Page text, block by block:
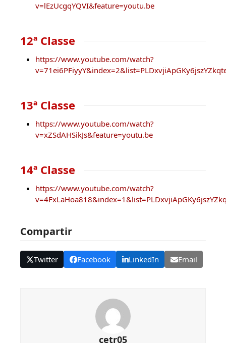
v=lEzUcgqYQVI&feature=youtu.be
12ª Classe
https://www.youtube.com/watch?
13ª Classe
https://www.youtube.com/watch?
v=xZSdAHSikJs&feature=youtu.be
14ª Classe
https://www.youtube.com/watch?
Compartir
Twitter Facebook LinkedIn Email
cetr05